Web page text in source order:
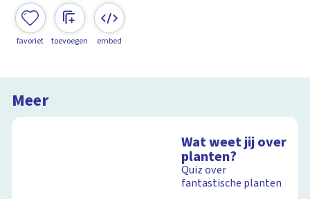
favoriet toevoegen embed
Meer
Wat weet jij over
planten?
Quiz over
fantastische planten